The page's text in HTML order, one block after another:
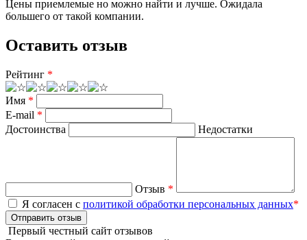
Цены приемлемые но можно найти и лучше. Ожидала
большего от такой компании.
Оставить отзыв
Рейтинг *
Имя *
E-mail *
Достоинства
Недостатки
Отзыв *
Я согласен с политикой обработки персональных данных*
Отправить отзыв
Первый честный сайт отзывов